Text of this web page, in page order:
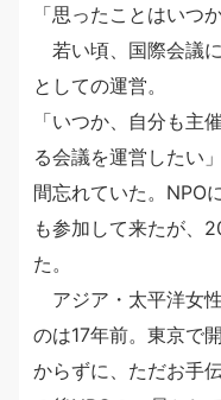
「思ったことはいつ
若い頃、国際会議
としての運営。
「いつか、自分も主
る会議を運営したい
間忘れていた。NPO
も参加して来たが、
た。
アジア・太平洋女
のは17年前。東京で
からずに、ただお手